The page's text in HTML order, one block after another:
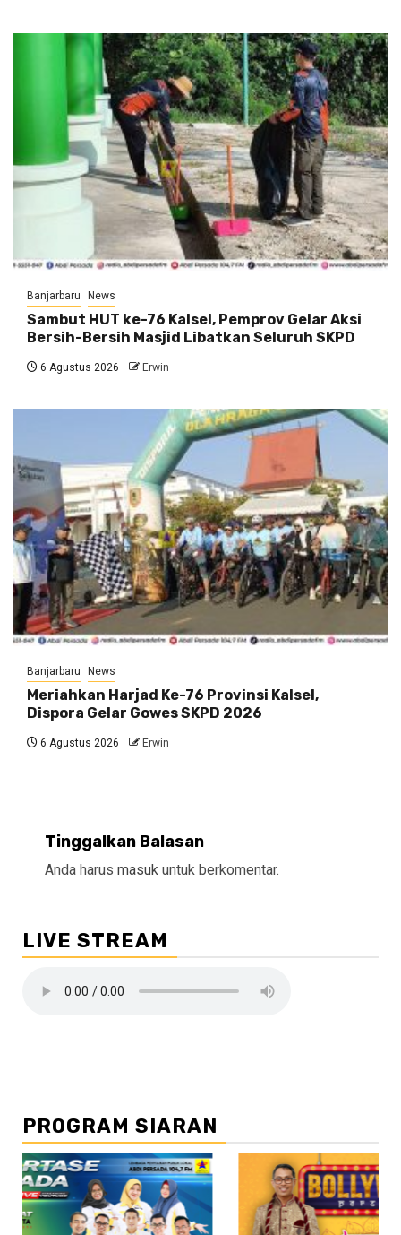
Banjarbaru News
Sambut HUT ke-76 Kalsel, Pemprov Gelar Aksi
Bersih-Bersih Masjid Libatkan Seluruh SKPD
6 Agustus 2026 Erwin
Banjarbaru News
Meriahkan Harjad Ke-76 Provinsi Kalsel,
Dispora Gelar Gowes SKPD 2026
6 Agustus 2026 Erwin
Tinggalkan Balasan
Anda harus masuk untuk berkomentar.
LIVE STREAM
PROGRAM SIARAN
//2